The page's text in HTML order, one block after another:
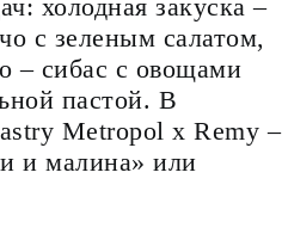
холодная закуска –
с зеленым салатом,
– сибас с овощами
пастой. В
Metropol x Remy –
и малина» или